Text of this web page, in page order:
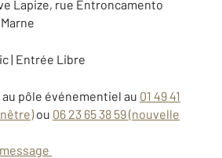
Lapize, rue Entroncamento
| Entrée Libre
pôle événementiel au 01 49 41
ou 06 23 65 38 59(nouvelle